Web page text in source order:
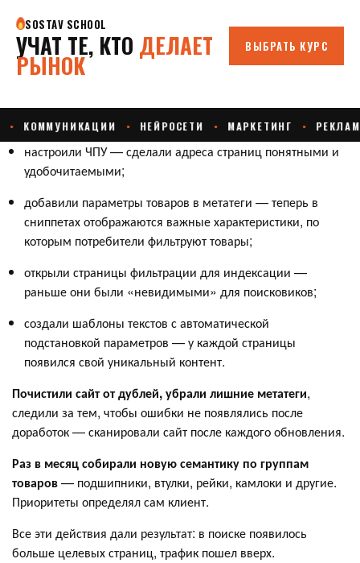
настроили ЧПУ — сделали адреса страниц понятными и
удобочитаемыми;
добавили параметры товаров в метатеги — теперь в
сниппетах отображаются важные характеристики, по
которым потребители фильтруют товары;
открыли страницы фильтрации для индексации —
раньше они были «невидимыми» для поисковиков;
создали шаблоны текстов с автоматической
подстановкой параметров — у каждой страницы
появился свой уникальный контент.
Почистили сайт от дублей, убрали лишние метатеги,
следили за тем, чтобы ошибки не появлялись после
доработок — сканировали сайт после каждого обновления.
Раз в месяц собирали новую семантику по группам
товаров— подшипники, втулки, рейки, камлоки и другие.
Приоритеты определял сам клиент.
Все эти действия дали результат: в поиске появилось
больше целевых страниц, трафик пошел вверх.